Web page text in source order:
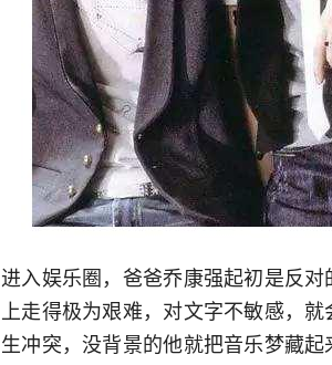
进入娱乐圈，爸爸乔康强起初是反
上走得极为艰难，对文字不敏感，
生冲突，没背景的他就把音乐梦藏